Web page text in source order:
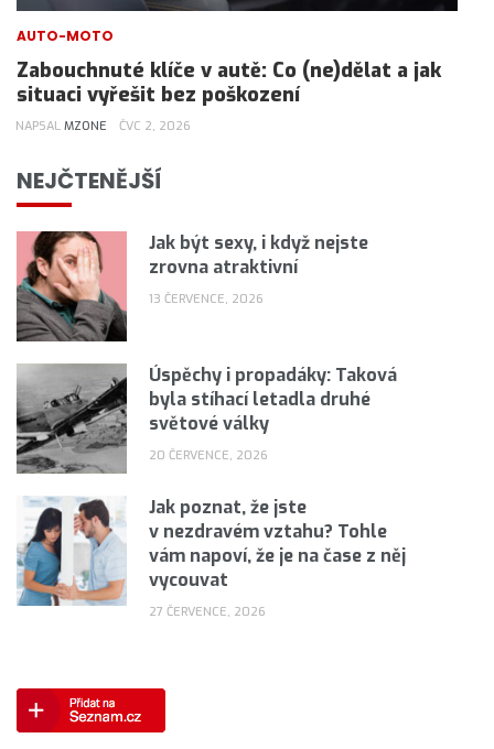
AUTO-MOTO
Zabouchnuté klíče v autě: Co (ne)dělat a jak
situaci vyřešit bez poškození
NAPSAL MZONE ČVC 2, 2026
NEJČTENĚJŠÍ
Jak být sexy, i když nejste
zrovna atraktivní
13 ČERVENCE, 2026
Úspěchy i propadáky: Taková
byla stíhací letadla druhé
světové války
20 ČERVENCE, 2026
Jak poznat, že jste
v nezdravém vztahu? Tohle
vám napoví, že je na čase z něj
vycouvat
27 ČERVENCE, 2026